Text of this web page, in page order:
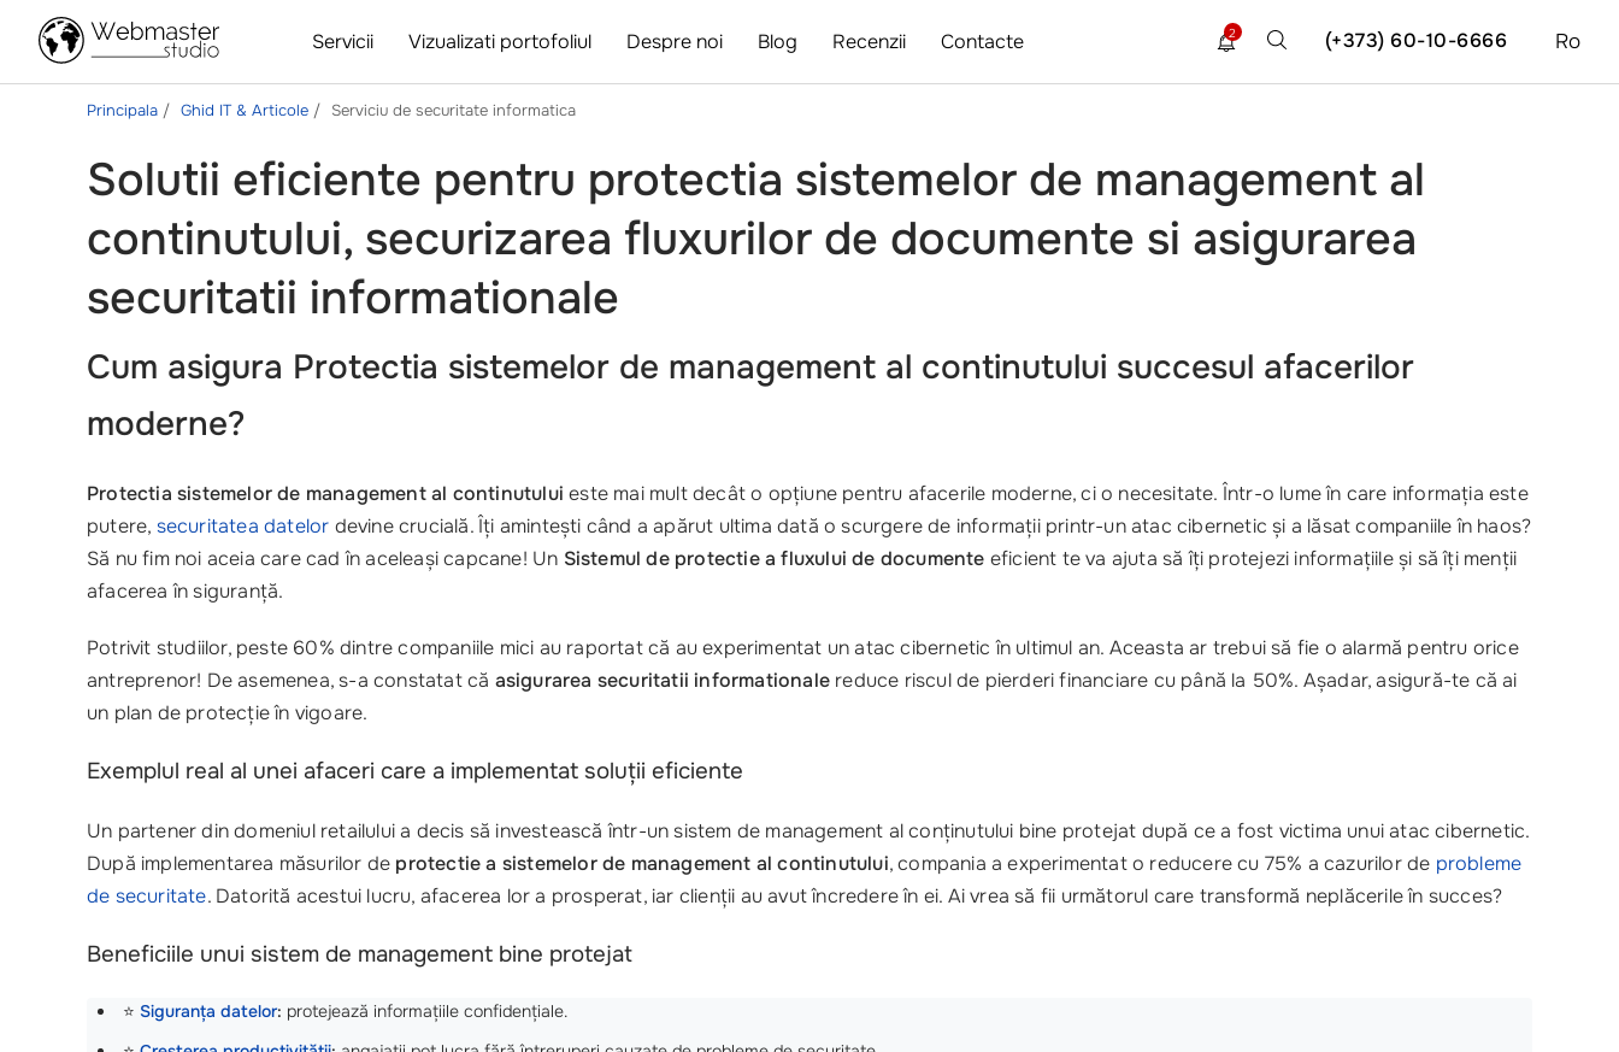
Servicii Vizualizati portofoliul Despre noi Blog Recenzii Contacte Ro
(+373) 60-10-6666
2
Principala Ghid IT & Articole Serviciu de securitate informatica
Solutii eficiente pentru protectia sistemelor de management al
continutului, securizarea fluxurilor de documente si asigurarea
securitatii informationale
Cum asigura Protectia sistemelor de management al continutului succesul afacerilor
moderne?
Protectia sistemelor de management al continutului este mai mult decât o opțiune pentru afacerile moderne, ci o necesitate. Într-o lume în care informația este
putere, securitatea datelor devine crucială. Îți amintești când a apărut ultima dată o scurgere de informații printr-un atac cibernetic și a lăsat companiile în haos?
Să nu fim noi aceia care cad în aceleași capcane! Un Sistemul de protectie a fluxului de documente eficient te va ajuta să îți protejezi informațiile și să îți menții
afacerea în siguranță.
Potrivit studiilor, peste 60% dintre companiile mici au raportat că au experimentat un atac cibernetic în ultimul an. Aceasta ar trebui să fie o alarmă pentru orice
antreprenor! De asemenea, s-a constatat că asigurarea securitatii informationale reduce riscul de pierderi financiare cu până la 50%. Așadar, asigură-te că ai
un plan de protecție în vigoare.
Exemplul real al unei afaceri care a implementat soluții eficiente
Un partener din domeniul retailului a decis să investească într-un sistem de management al conținutului bine protejat după ce a fost victima unui atac cibernetic.
După implementarea măsurilor de protectie a sistemelor de management al continutului, compania a experimentat o reducere cu 75% a cazurilor de probleme
de securitate. Datorită acestui lucru, afacerea lor a prosperat, iar clienții au avut încredere în ei. Ai vrea să fii următorul care transformă neplăcerile în succes?
Beneficiile unui sistem de management bine protejat
⭐ Siguranța datelor: protejează informațiile confidențiale.